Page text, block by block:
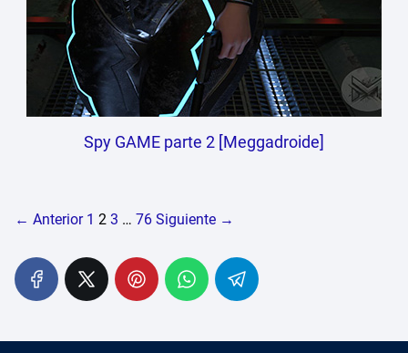
Spy GAME parte 2 [Meggadroide]
← Anterior 1 2 3 … 76 Siguiente →